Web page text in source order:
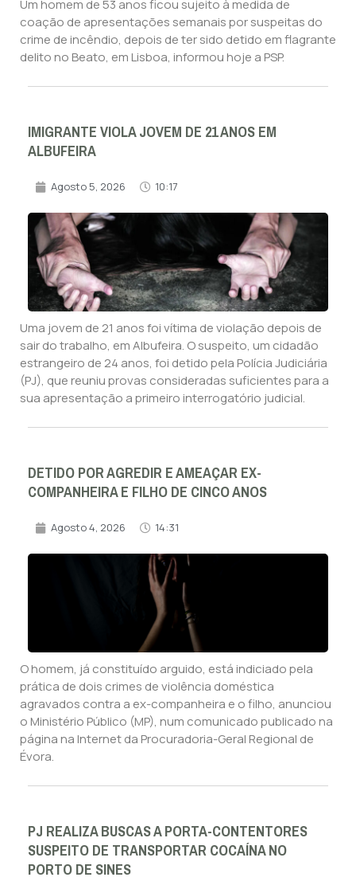
Um homem de 53 anos ficou sujeito à medida de
coação de apresentações semanais por suspeitas do
crime de incêndio, depois de ter sido detido em flagrante
delito no Beato, em Lisboa, informou hoje a PSP.
IMIGRANTE VIOLA JOVEM DE 21 ANOS EM
ALBUFEIRA
Agosto 5, 2026 10:17
Uma jovem de 21 anos foi vítima de violação depois de
sair do trabalho, em Albufeira. O suspeito, um cidadão
estrangeiro de 24 anos, foi detido pela Polícia Judiciária
(PJ), que reuniu provas consideradas suficientes para a
sua apresentação a primeiro interrogatório judicial.
DETIDO POR AGREDIR E AMEAÇAR EX-
COMPANHEIRA E FILHO DE CINCO ANOS
Agosto 4, 2026 14:31
O homem, já constituído arguido, está indiciado pela
prática de dois crimes de violência doméstica
agravados contra a ex-companheira e o filho, anunciou
o Ministério Público (MP), num comunicado publicado na
página na Internet da Procuradoria-Geral Regional de
Évora.
PJ REALIZA BUSCAS A PORTA-CONTENTORES
SUSPEITO DE TRANSPORTAR COCAÍNA NO
PORTO DE SINES